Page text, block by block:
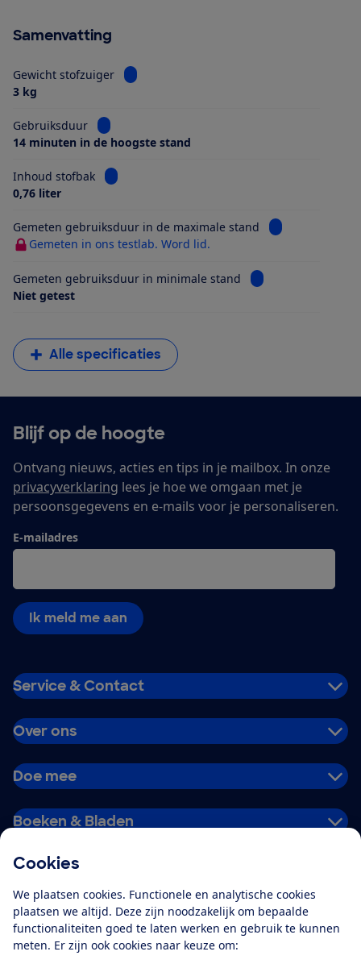
Cookies
We plaatsen cookies. Functionele en analytische cookies
plaatsen we altijd. Deze zijn noodzakelijk om bepaalde
functionaliteiten goed te laten werken en gebruik te kunnen
meten. Er zijn ook cookies naar keuze om:
Samenvatting
Gewicht stofzuiger
Bekijk informatie voor Gewicht stofzuiger
3 kg
Gebruiksduur
Bekijk informatie voor Gebruiksduur
14 minuten in de hoogste stand
Inhoud stofbak
Bekijk informatie voor Inhoud stofbak
0,76 liter
Gemeten gebruiksduur in de maximale stand
Bekijk
Gemeten in ons testlab. Word lid.
Gemeten gebruiksduur in minimale stand
Bekijk informatie
Niet getest
Alle specificaties
Blijf op de hoogte
Ontvang nieuws, acties en tips in je mailbox. In onze
privacyverklaring lees je hoe we omgaan met je
persoonsgegevens en e-mails voor je personaliseren.
E-mailadres
Ik meld me aan
Service & Contact
Over ons
Doe mee
Boeken & Bladen
Alles over de